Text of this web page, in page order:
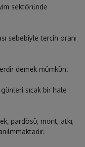
sektöründe
sebebiyle tercih oranı
demek mümkün.
sıcak bir hale
pardösü, mont, atkı,